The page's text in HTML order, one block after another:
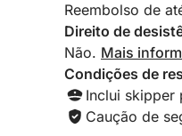
Reembolso de
Direito de
Não. Mais
Condições de
Inclui skipper
Caução de